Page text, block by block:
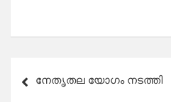
navigation
നേതൃതല യോഗം നടത്തി